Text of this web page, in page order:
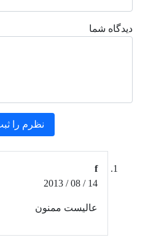
دیدگاه شما
f
14 / 08 / 2013
عالیست ممنون